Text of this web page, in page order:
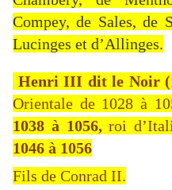
Compey, de Sales, de
Lucinges et d’Allinges.
Henri III dit le Noir
Orientale de 1028 à
1038 à 1056,roi
1046 à 1056
Fils de Conrad II.